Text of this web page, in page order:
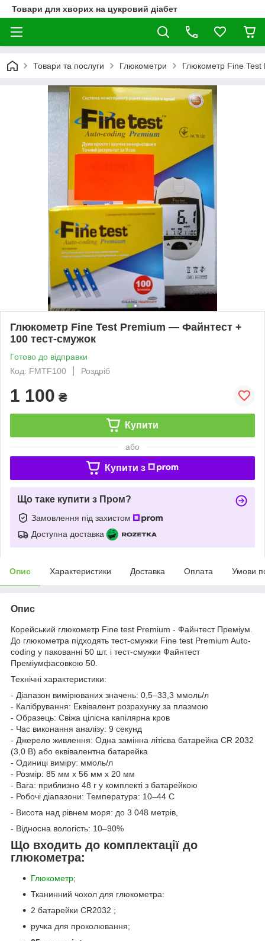
Товари для хворих на цукровий діабет
Товари та послуги Глюкометри Глюкометр Fine
Глюкометр Fine Test Premium — Файнтест +
100 тест-смужок
Готово до відправки
Код: FMTF100
Роздріб
1 100 ₴
Купити
або
Купити з
Що таке купити з Пром?
Замовлення під захистом
Доступна доставка
Опис Характеристики Доставка Оплата Умови
Опис
Корейський глюкометр Fine test Premium - Файнтест Преміум.
До глюкометра підходять тест-смужки Fine test Premium Auto-
coding у пакованні 50 шт. і тест-смужки Файнтест
Преміумфасовкою 50.
Технічні характеристики:
- Діапазон вимірюваних значень: 0,5–33,3 ммоль/л
- Калібрування: Еквівалент розрахунку за плазмою
- Образець: Свіжа цілісна капілярна кров
- Час виконання аналізу: 9 секунд
- Джерело живлення: Одна замінна літієва батарейка CR 2032
(3,0 В) або еквівалентна батарейка
- Одиниці виміру: ммоль/л
- Розмір: 85 мм x 56 мм x 20 мм
- Вага: приблизно 48 г у комплекті з батарейкою
- Робочі діапазони: Температура: 10–44 C
- Висота над рівнем моря: до 3 048 метрів,
- Відносна вологість: 10–90%
Що входить до комплектації до
глюкометра:
Глюкометр;
Тканинний чохол для глюкометра:
2 батарейки CR2032 ;
ручка для проколювання;